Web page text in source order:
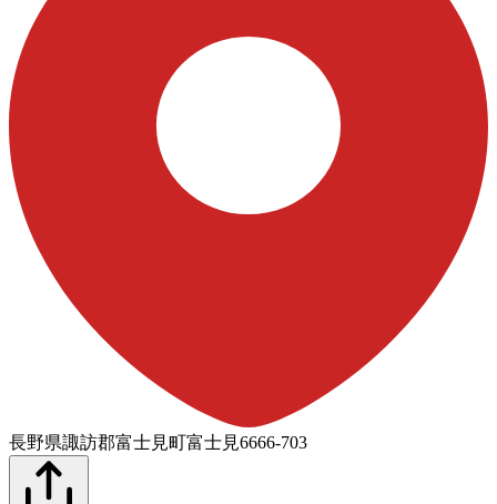
長野県諏訪郡富士見町富士見6666-703